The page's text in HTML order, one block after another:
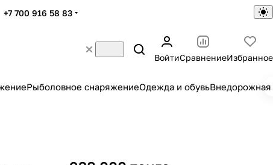
+7 700 916 58 83
ВойтиСравнениеИзбранное
Рыболовное снаряжениеОдежда и обувьВнедорожная